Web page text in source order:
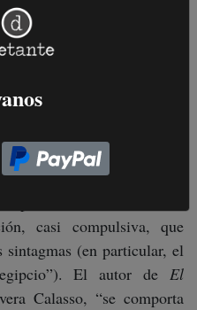
por su propio pueblo.
la historia israelí evocaría
toda: el de un
inmemorial. Si el fantasma
le recuerda al
este crimen y esta culpa
casi compulsiva, que
(en particular, el
El autor de El
Calasso, “se comporta